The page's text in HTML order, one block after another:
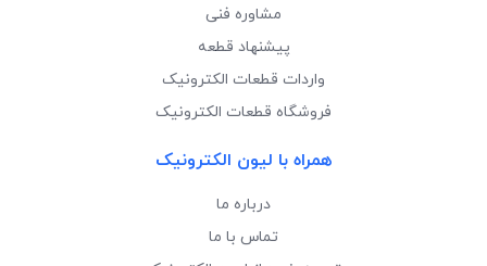
مشاوره فنی
پیشنهاد قطعه
واردات قطعات الکترونیک
فروشگاه قطعات الکترونیک
همراه با لیون الکترونیک
درباره ما
تماس با ما